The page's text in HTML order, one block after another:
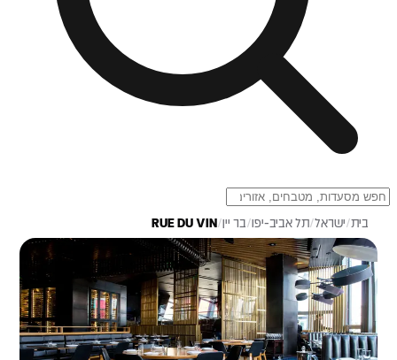
בית/ישראל/תל אביב-יפו / בר יין /
RUE DU VIN